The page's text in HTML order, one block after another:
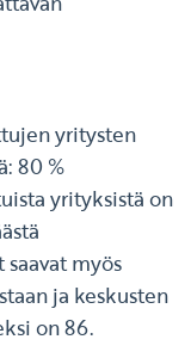
yritysten
80 %
yrityksistä on
myös
ja keskusten
on 86.